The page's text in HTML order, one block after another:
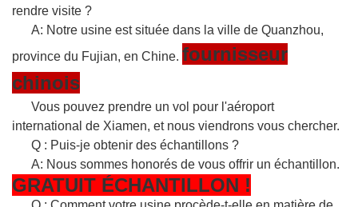
rendre visite ?
A: Notre usine est située dans la ville de Quanzhou,
province du Fujian, en Chine. fournisseur
chinois
Vous pouvez prendre un vol pour l'aéroport
international de Xiamen, et nous viendrons vous chercher.
Q : Puis-je obtenir des échantillons ?
A: Nous sommes honorés de vous offrir un échantillon.
GRATUIT ÉCHANTILLON !